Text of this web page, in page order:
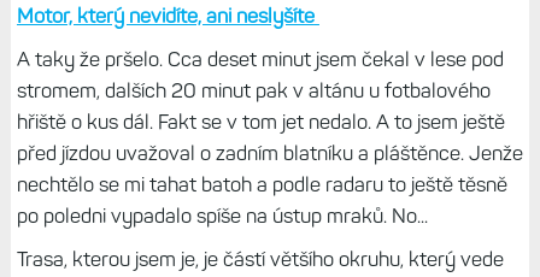
Motor, který nevidíte, ani neslyšíte
A taky že pršelo. Cca deset minut jsem čekal v lese pod
stromem, dalších 20 minut pak v altánu u fotbalového
hřiště o kus dál. Fakt se v tom jet nedalo. A to jsem ještě
před jízdou uvažoval o zadním blatníku a pláštěnce. Jenže
nechtělo se mi tahat batoh a podle radaru to ještě těsně
po poledni vypadalo spíše na ústup mraků. No...
Trasa, kterou jsem je, je částí většího okruhu, který vede